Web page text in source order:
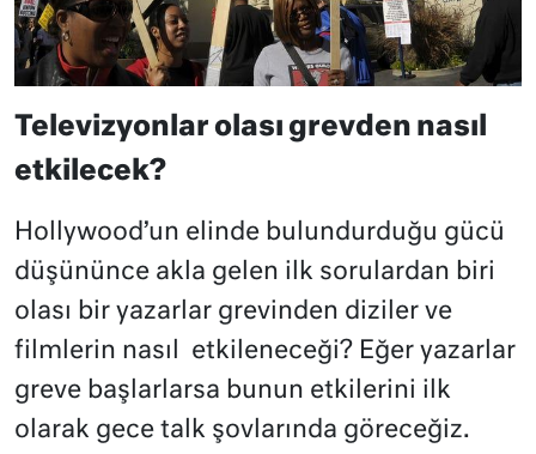
Televizyonlar olası grevden nasıl
etkilecek?
Hollywood’un elinde bulundurduğu gücü
düşününce akla gelen ilk sorulardan biri
olası bir yazarlar grevinden diziler ve
filmlerin nasıl
etkileneceği? Eğer yazarlar
greve başlarlarsa bunun etkilerini ilk
olarak gece talk şovlarında göreceğiz.